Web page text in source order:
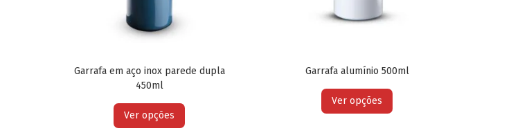
Garrafa em aço inox parede dupla
450ml
Ver opções
Garrafa alumínio 500ml
Ver opções